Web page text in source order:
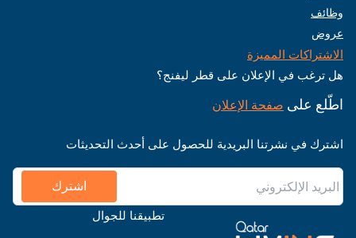
وظائف
عروض
الاشتراكات المميزة
هل ترغب في الإعلان على قطر ليفنج؟
اطّلع على صفحة الإعلان
اشترك في نشرتنا البريدية للحصول على أحدث التحديثات
اشترك
تطبيقنا للجوال